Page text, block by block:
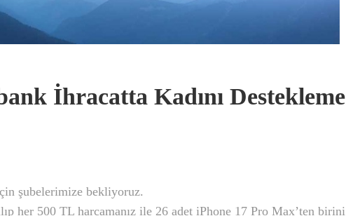
İhracatta Kadını Destekleme
şubelerimize bekliyoruz.
her 500 TL harcamanız ile 26 adet iPhone 17 Pro Max’ten birini